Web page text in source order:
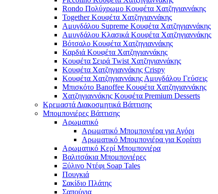
Rondo Πολύχρωμο Κουφέτα Χατζηγιαννάκης
Together Κουφέτα Χατζηγιαννάκης
Αμυγδάλου Supreme Κουφέτα Χατζηγιαννάκης
Αμυγδάλου Κλασικά Κουφέτα Χατζηγιαννάκης
Βότσαλο Κουφέτα Χατζηγιαννάκης
Καρδιά Κουφέτα Χατζηγιαννάκης
Κουφέτα Σειρά Twist Χατζηγιαννάκης
Κουφέτα Χατζηγιαννάκης Crispy
Κουφέτα Χατζηγιαννάκης Αμυγδάλου Γεύσεις
Μπισκότο Banoffee Κουφέτα Χατζηγιαννάκης
Χατζηγιαννάκης Κουφέτα Premium Desserts
Κρεμαστά Διακοσμητικά Βάπτισης
Μπομπονιέρες Βάπτισης
Αρωματικό
Αρωματικό Μπομπονιέρα για Αγόρι
Αρωματικό Μπομπονιέρα για Κορίτσι
Αρωματικό Κερί Μπομπονιέρα
Βαλιτσάκια Μπομπονιέρες
Ξύλινο Ντέφι Soap Tales
Πουγκιά
Σακίδιο Πλάτης
Σαπούνια